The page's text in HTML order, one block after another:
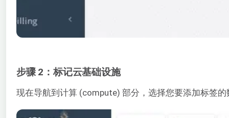
步骤 2：标记云基础设施
现在导航到计算 (compute) 部分，选择您要添加标签